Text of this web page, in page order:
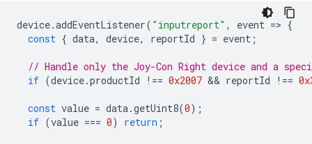
device.addEventListener( "inputreport" , event => {
const { data, device, reportId } = event ;
// Handle only the Joy-Con Right device and a
if (device.productId !== 0x2007 && reportId !==
const value = data.getUint8(0);
if (value === 0) return ;